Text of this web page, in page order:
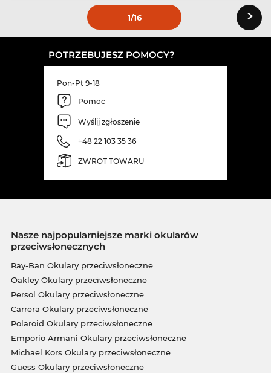
1/16 ›
POTRZEBUJESZ POMOCY?
Pon-Pt 9-18
Pomoc
Wyślij zgłoszenie
+48 22 103 35 36
ZWROT TOWARU
Nasze najpopularniejsze marki okularów
przeciwsłonecznych
Ray-Ban Okulary przeciwsłoneczne
Oakley Okulary przeciwsłoneczne
Persol Okulary przeciwsłoneczne
Carrera Okulary przeciwsłoneczne
Polaroid Okulary przeciwsłoneczne
Emporio Armani Okulary przeciwsłoneczne
Michael Kors Okulary przeciwsłoneczne
Guess Okulary przeciwsłoneczne